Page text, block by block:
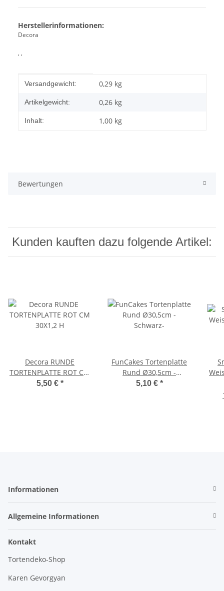
Herstellerinformationen:
Decora
, ,
Produkteigenschaft
Wert
Versandgewicht: 0,29 kg
Artikelgewicht: 0,26 kg
Inhalt: 1,00 kg
Bewertungen
Kunden kauften dazu folgende Artikel:
Decora RUNDE
TORTENPLATTE ROT CM
30X1,2 H
5,50 € *
FunCakes Tortenplatte
Rund Ø30,5cm -
Schwarz-
5,10 € *
Informationen
Allgemeine Informationen
Kontakt
Tortendeko-Shop
Karen Gevorgyan